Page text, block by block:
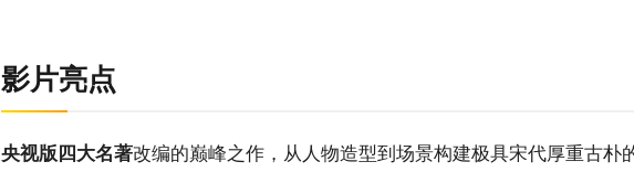
影片亮点
央视版四大名著改编的巅峰之作，从人物造型到场景构建极具宋代厚重古朴